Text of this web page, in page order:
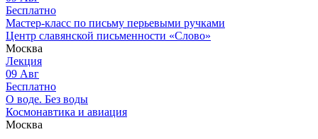
Бесплатно
Мастер-класс по письму перьевыми ручками
Центр славянской письменности «Слово»
Москва
Лекция
09 Авг
Бесплатно
О воде. Без воды
Космонавтика и авиация
Москва